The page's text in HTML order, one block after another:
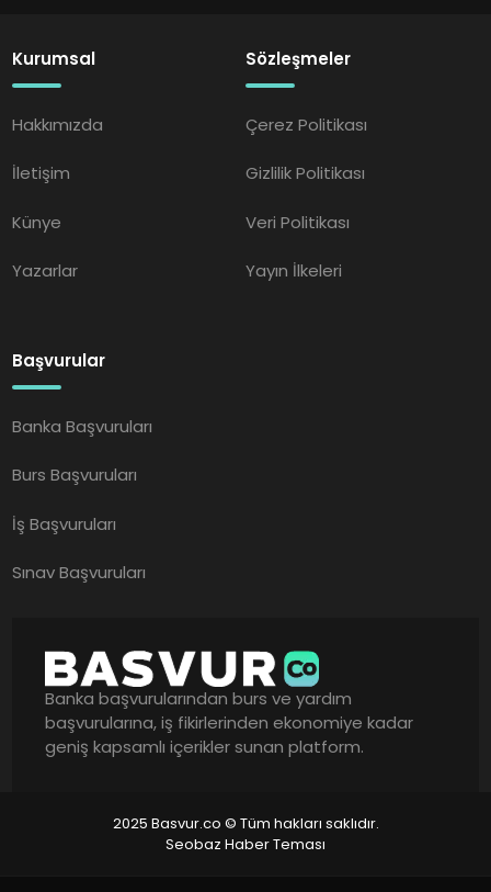
Kurumsal
Hakkımızda
İletişim
Künye
Yazarlar
Sözleşmeler
Çerez Politikası
Gizlilik Politikası
Veri Politikası
Yayın İlkeleri
Başvurular
Banka Başvuruları
Burs Başvuruları
İş Başvuruları
Sınav Başvuruları
Banka başvurularından burs ve yardım
başvurularına, iş fikirlerinden ekonomiye kadar
geniş kapsamlı içerikler sunan platform.
2025 Basvur.co © Tüm hakları saklıdır.
Seobaz Haber Teması